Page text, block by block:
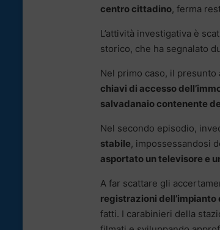
centro cittadino, ferma
L’attività investigativa è
storico, che ha segnalato
Nel primo caso, il presunto
chiavi di accesso
salvadanaio contenente
Nel secondo episodio,
stabile, impossessandosi
asportato un televisore e
A far scattare gli
registrazioni
fatti. I carabinieri della